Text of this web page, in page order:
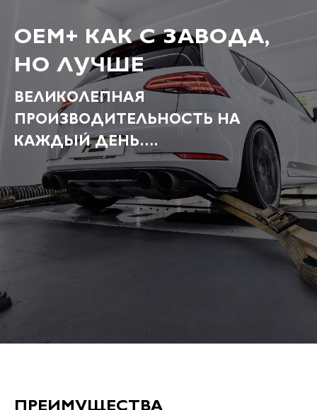
OEM+ КАК С ЗАВОДА,
НО ЛУЧШЕ
ВЕЛИКОЛЕПНАЯ
ПРОИЗВОДИТЕЛЬНОСТЬ НА
КАЖДЫЙ ДЕНЬ….